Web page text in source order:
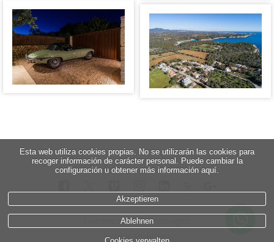
Datenschutzbestimmungen
Cookie-Richtlinie
Esta web utiliza cookies propias. No se utilizarán las cookies para
recoger información de carácter personal. Puede cambiar la
configuración u obtener más información aquí.
Akzeptieren
Ablehnen